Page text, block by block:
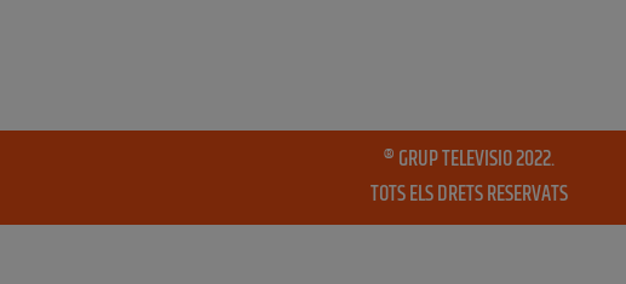
® GRUP TELEVISIO 2022.
TOTS ELS DRETS RESERVATS